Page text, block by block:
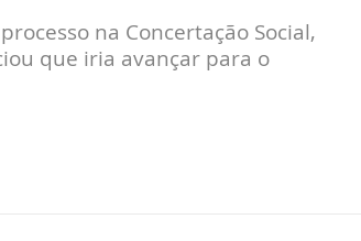
na Concertação Social,
que iria avançar para o